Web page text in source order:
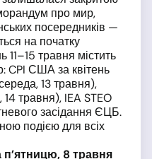
про мир,
посередників —
на початку
травня містить
CPI США за квітень
13 травня),
14 травня), IEA STEO
засідання ЄЦБ.
подією для всіх
п’ятницю, 8 травня